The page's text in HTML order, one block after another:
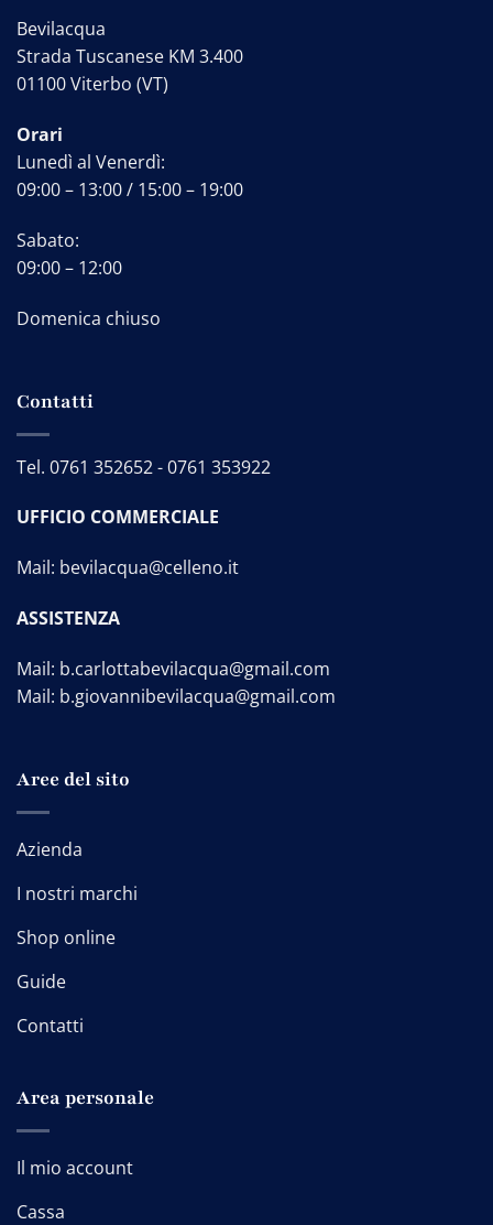
Bevilacqua
Strada Tuscanese KM 3.400
01100 Viterbo (VT)
Orari
Lunedì al Venerdì:
09:00 – 13:00 / 15:00 – 19:00
Sabato:
09:00 – 12:00
Domenica chiuso
Contatti
Tel. 0761 352652-0761 353922
UFFICIO COMMERCIALE
Mail: bevilacqua@celleno.it
ASSISTENZA
Mail: b.carlottabevilacqua@gmail.com
Mail: b.giovannibevilacqua@gmail.com
Aree del sito
Azienda
I nostri marchi
Shop online
Guide
Contatti
Area personale
Il mio account
Cassa